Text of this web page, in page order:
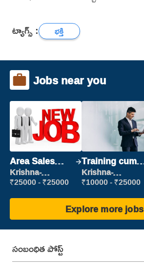
ట్యాగ్స్ : భక్తి
Jobs near you
Area Sales
Manager (Field
Sales)
Krishna-
vijayawada
₹25000 - ₹25000
Training cum
Placement
Krishna-
vijayawada
₹10000 - ₹25000
Explore more jobs
సంబంధిత పోస్ట్